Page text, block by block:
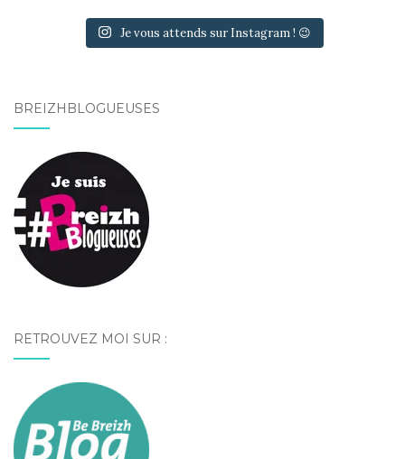
Je vous attends sur Instagram ! 😉
BREIZHBLOGUEUSES
RETROUVEZ MOI SUR :